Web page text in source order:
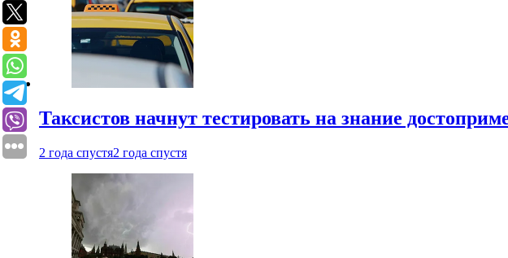
Таксистов начнут тестировать на знание
2 года спустя2 года спустя